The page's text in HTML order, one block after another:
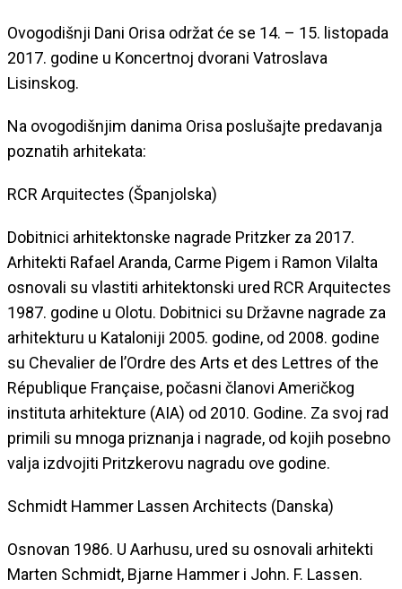
Ovogodišnji Dani Orisa održat će se 14. – 15. listopada
2017. godine u Koncertnoj dvorani Vatroslava
Lisinskog.
Na ovogodišnjim danima Orisa poslušajte predavanja
poznatih arhitekata:
RCR Arquitectes (Španjolska)
Dobitnici arhitektonske nagrade Pritzker za 2017.
Arhitekti Rafael Aranda, Carme Pigem i Ramon Vilalta
osnovali su vlastiti arhitektonski ured RCR Arquitectes
1987. godine u Olotu. Dobitnici su Državne nagrade za
arhitekturu u Kataloniji 2005. godine, od 2008. godine
su Chevalier de l’Ordre des Arts et des Lettres of the
République Française, počasni članovi Američkog
instituta arhitekture (AIA) od 2010. Godine. Za svoj rad
primili su mnoga priznanja i nagrade, od kojih posebno
valja izdvojiti Pritzkerovu nagradu ove godine.
Schmidt Hammer Lassen Architects (Danska)
Osnovan 1986. U Aarhusu, ured su osnovali arhitekti
Marten Schmidt, Bjarne Hammer i John. F. Lassen.